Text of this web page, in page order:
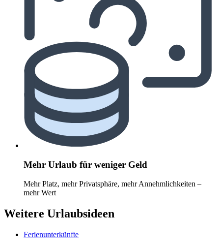
Mehr Urlaub für weniger Geld
Mehr Platz, mehr Privatsphäre, mehr Annehmlichkeiten –
mehr Wert
Weitere Urlaubsideen
Ferienunterkünfte